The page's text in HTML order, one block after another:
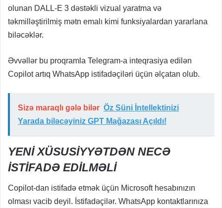
olunan DALL-E 3 dəstəkli vizual yaratma və
təkmilləştirilmiş mətn emalı kimi funksiyalardan yararlana
biləcəklər.
Əvvəllər bu proqramla Telegram-a inteqrasiya edilən
Copilot artıq WhatsApp istifadəçiləri üçün əlçatan olub.
Sizə maraqlı gələ bilər Öz Süni İntellektinizi
Yarada biləcəyiniz GPT Mağazası Açıldı!
YENİ XÜSUSİYYƏTDƏN NECƏ
İSTİFADƏ EDİLMƏLİ
Copilot-dan istifadə etmək üçün Microsoft hesabınızın
olması vacib deyil. İstifadəçilər. WhatsApp kontaktlarınıza